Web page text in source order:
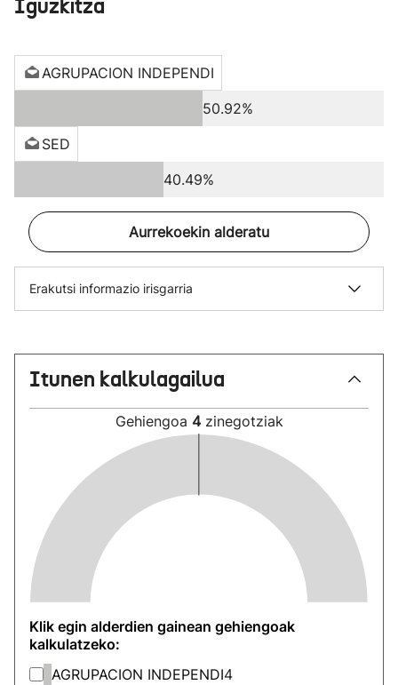
Iguzkitza
AGRUPACION INDEPENDI
50.92%
SED
40.49%
Aurrekoekin alderatu
Erakutsi informazio irisgarria
Itunen kalkulagailua
Gehiengoa 4 zinegotziak
Klik egin alderdien gainean gehiengoak
kalkulatzeko:
AGRUPACION INDEPENDI4